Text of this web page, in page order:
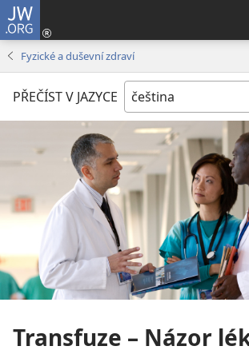
JW.ORG
Fyzické a duševní zdraví
PŘEČÍST V JAZYCE
Transfuze – Názor